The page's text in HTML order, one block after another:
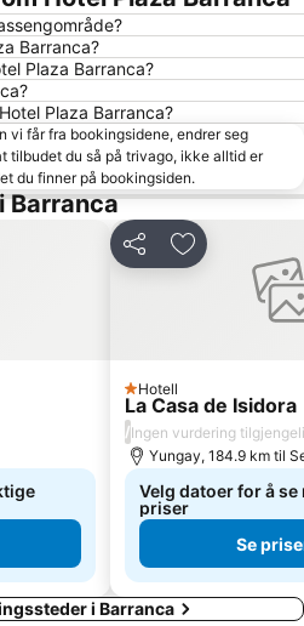
Barranca?
Plaza Barranca?
Plaza Barranca?
vi får fra bookingsidene, endrer seg
tilbudet du så på trivago, ikke alltid er
du finner på bookingsiden.
Barranca
Del Legg til i
1 Stjerner
Hotell
La Casa de Isidora
/Ingen vurdering
Yungay, 184.9 km til
Velg datoer for å
priser
Se
i Barranca